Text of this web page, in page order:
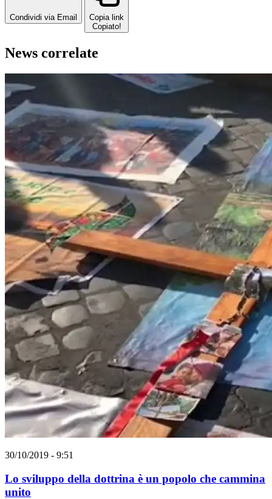
Condividi via Email
Copia link
Copiato!
News correlate
30/10/2019 - 9:51
Lo sviluppo della dottrina è un popolo che cammina
unito